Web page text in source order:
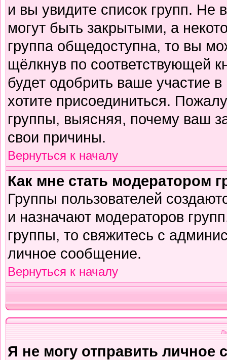
и вы увидите список групп. Не
могут быть закрытыми, а
группа общедоступна, то вы
щёлкнув по соответствующей
будет одобрить ваше участие
хотите присоединиться.
группы, выясняя, почему ваш
свои причины.
Вернуться к началу
Как мне стать модератором
Группы пользователей
и назначают модераторов
группы, то свяжитесь с
личное сообщение.
Вернуться к началу
Я не могу отправить личное